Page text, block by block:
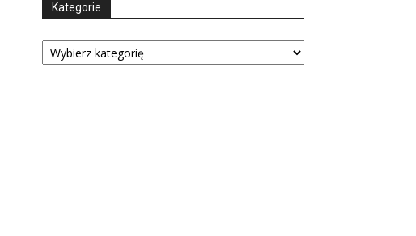
Kategorie
Kategorie